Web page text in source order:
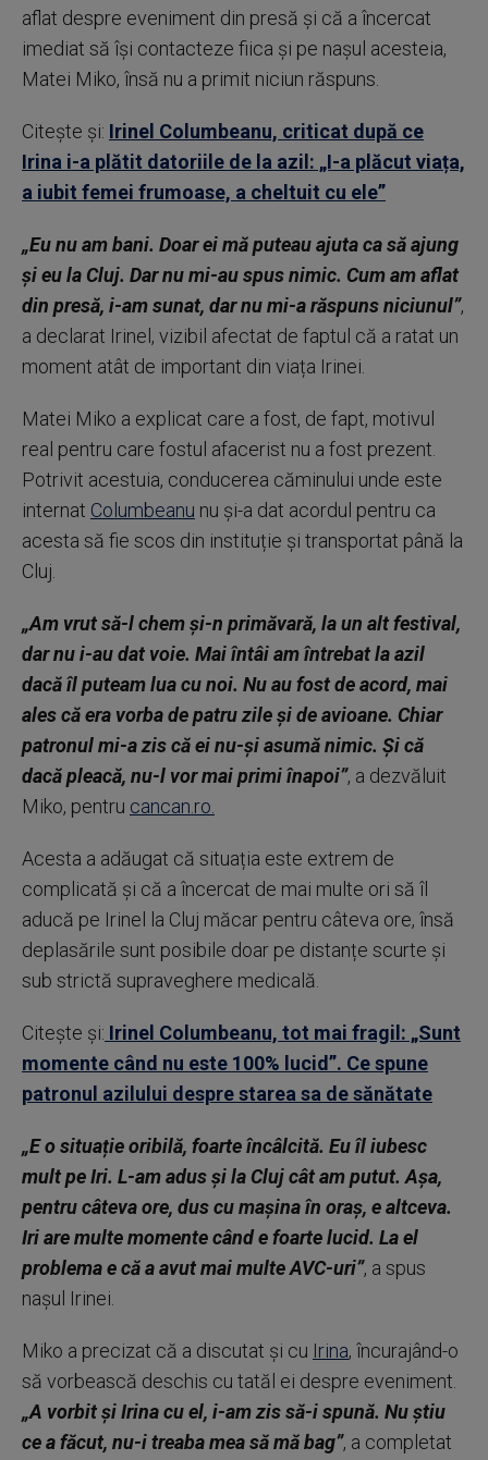
aflat despre eveniment din presă și că a încercat
imediat să își contacteze fiica și pe nașul acesteia,
Matei Miko, însă nu a primit niciun răspuns.
Citește și: Irinel Columbeanu, criticat după ce
Irina i-a plătit datoriile de la azil: „I-a plăcut viața,
a iubit femei frumoase, a cheltuit cu ele”
„Eu nu am bani. Doar ei mă puteau ajuta ca să ajung
și eu la Cluj. Dar nu mi-au spus nimic. Cum am aflat
din presă, i-am sunat, dar nu mi-a răspuns niciunul”,
a declarat Irinel, vizibil afectat de faptul că a ratat un
moment atât de important din viața Irinei.
Matei Miko a explicat care a fost, de fapt, motivul
real pentru care fostul afacerist nu a fost prezent.
Potrivit acestuia, conducerea căminului unde este
internat Columbeanu nu și-a dat acordul pentru ca
acesta să fie scos din instituție și transportat până la
Cluj.
„Am vrut să-l chem și-n primăvară, la un alt festival,
dar nu i-au dat voie. Mai întâi am întrebat la azil
dacă îl puteam lua cu noi. Nu au fost de acord, mai
ales că era vorba de patru zile și de avioane. Chiar
patronul mi-a zis că ei nu-și asumă nimic. Și că
dacă pleacă, nu-l vor mai primi înapoi”, a dezvăluit
Miko, pentru cancan.ro.
Acesta a adăugat că situația este extrem de
complicată și că a încercat de mai multe ori să îl
aducă pe Irinel la Cluj măcar pentru câteva ore, însă
deplasările sunt posibile doar pe distanțe scurte și
sub strictă supraveghere medicală.
Citește și: Irinel Columbeanu, tot mai fragil: „Sunt
momente când nu este 100% lucid”. Ce spune
patronul azilului despre starea sa de sănătate
„E o situație oribilă, foarte încâlcită. Eu îl iubesc
mult pe Iri. L-am adus și la Cluj cât am putut. Așa,
pentru câteva ore, dus cu mașina în oraș, e altceva.
Iri are multe momente când e foarte lucid. La el
problema e că a avut mai multe AVC-uri”, a spus
nașul Irinei.
Miko a precizat că a discutat și cu Irina, încurajând-o
să vorbească deschis cu tatăl ei despre eveniment.
„A vorbit și Irina cu el, i-am zis să-i spună. Nu știu
ce a făcut, nu-i treaba mea să mă bag”, a completat